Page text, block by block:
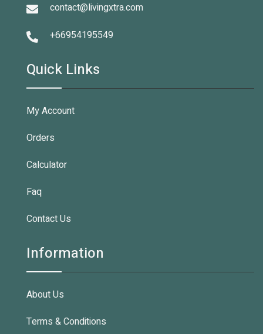
contact@livingxtra.com
+66954195549
Quick Links
My Account
Orders
Calculator
Faq
Contact Us
Information
About Us
Terms & Conditions